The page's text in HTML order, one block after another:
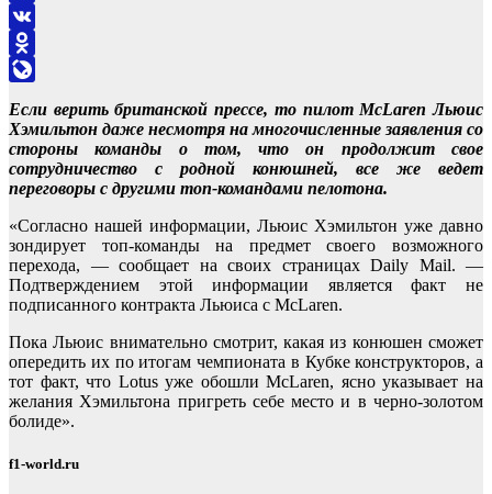
Telegram
VK
Odnoklassniki
Если верить британской прессе, то пилот McLaren Льюис
Хэмильтон даже несмотря на многочисленные заявления со
стороны команды о том, что он продолжит свое
сотрудничество с родной конюшней, все же ведет
переговоры с другими топ-командами пелотона.
«Согласно нашей информации, Льюис Хэмильтон уже давно
зондирует топ-команды на предмет своего возможного
перехода, — сообщает на своих страницах Daily Mail. —
Подтверждением этой информации является факт не
подписанного контракта Льюиса с McLaren.
Пока Льюис внимательно смотрит, какая из конюшен сможет
опередить их по итогам чемпионата в Кубке конструкторов, а
тот факт, что Lotus уже обошли McLaren, ясно указывает на
желания Хэмильтона пригреть себе место и в черно-золотом
болиде».
f1-world.ru